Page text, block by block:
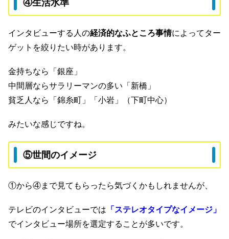
④生活水準
インタビューする人の経済的なふところ事情によってター
ゲットを絞りたい時があります。
金持ちなら「銀座」
中間層ならサラリーマンの多い「新橋」
貧乏人なら「錦糸町」「小岩」（下町中心）
みたいな感じですね。
⑤世間のイメージ
①から④まで見てもらったら気づくかもしれませんが、
テレビのインタビューでは 「ステレオタイプなイメージ」
でインタビュー場所を選定することが多いです。